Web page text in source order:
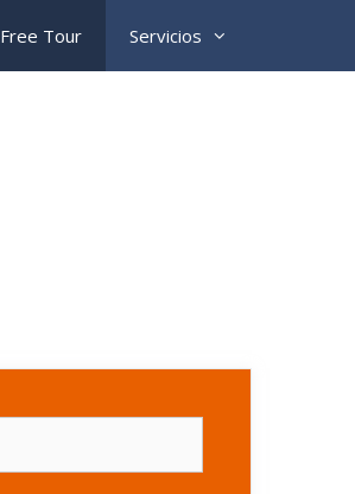
Free Tour Servicios